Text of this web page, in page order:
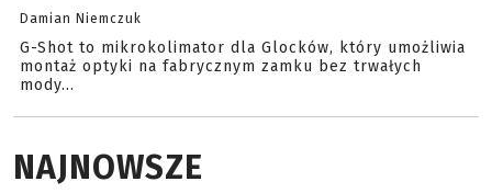
Damian Niemczuk
G-Shot to mikrokolimator dla Glocków, który umożliwia
montaż optyki na fabrycznym zamku bez trwałych
mody...
NAJNOWSZE